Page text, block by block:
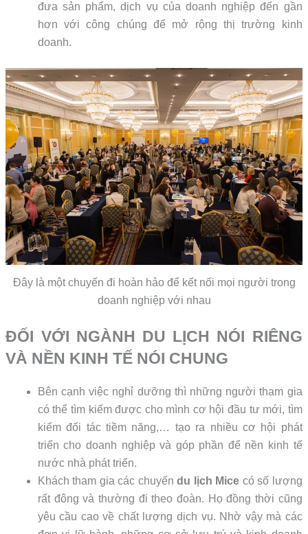
đưa sản phẩm, dịch vụ của doanh nghiệp đến gần
hơn với công chúng để mở rộng thị trường kinh
doanh.
Đây là một chuyến đi hoàn hảo để kết nối mọi người trong
doanh nghiệp với nhau
ĐỐI VỚI NGÀNH DU LỊCH NÓI RIÊNG
VÀ NỀN KINH TẾ NÓI CHUNG
Bên cạnh việc nghỉ dưỡng thì những người tham gia
có thể tìm kiếm được cho mình cơ hội đầu tư mới, tìm
kiếm đối tác tiềm năng,… tạo ra nhiều cơ hội phát
triển cho doanh nghiệp và góp phần để nền kinh tế
nước nhà phát triển.
Khách tham gia các chuyếndu lịch Mice có số lượng
rất đông và thường đi theo đoàn. Họ đồng thời cũng
yêu cầu cao về chất lượng dịch vụ. Nhờ vậy mà các